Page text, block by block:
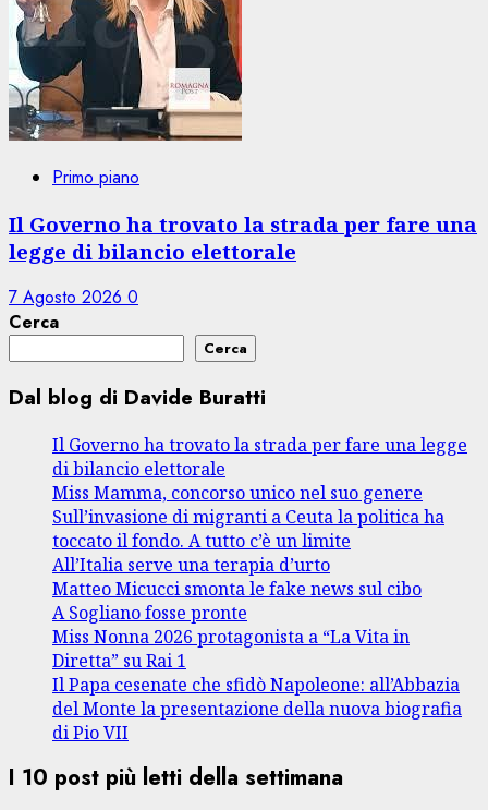
Primo piano
Il Governo ha trovato la strada per fare una
legge di bilancio elettorale
7 Agosto 2026 0
Cerca
Cerca
Dal blog di Davide Buratti
Il Governo ha trovato la strada per fare una legge
di bilancio elettorale
Miss Mamma, concorso unico nel suo genere
Sull’invasione di migranti a Ceuta la politica ha
toccato il fondo. A tutto c’è un limite
All’Italia serve una terapia d’urto
Matteo Micucci smonta le fake news sul cibo
A Sogliano fosse pronte
Miss Nonna 2026 protagonista a “La Vita in
Diretta” su Rai 1
Il Papa cesenate che sfidò Napoleone: all’Abbazia
del Monte la presentazione della nuova biografia
di Pio VII
I 10 post più letti della settimana